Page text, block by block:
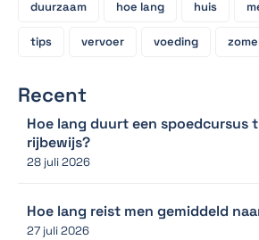
duurzaam hoe lang huis
tips vervoer voeding
Recent
Hoe lang duurt een spoedcursus
rijbewijs?
28 juli 2026
Hoe lang reist men gemiddeld
27 juli 2026